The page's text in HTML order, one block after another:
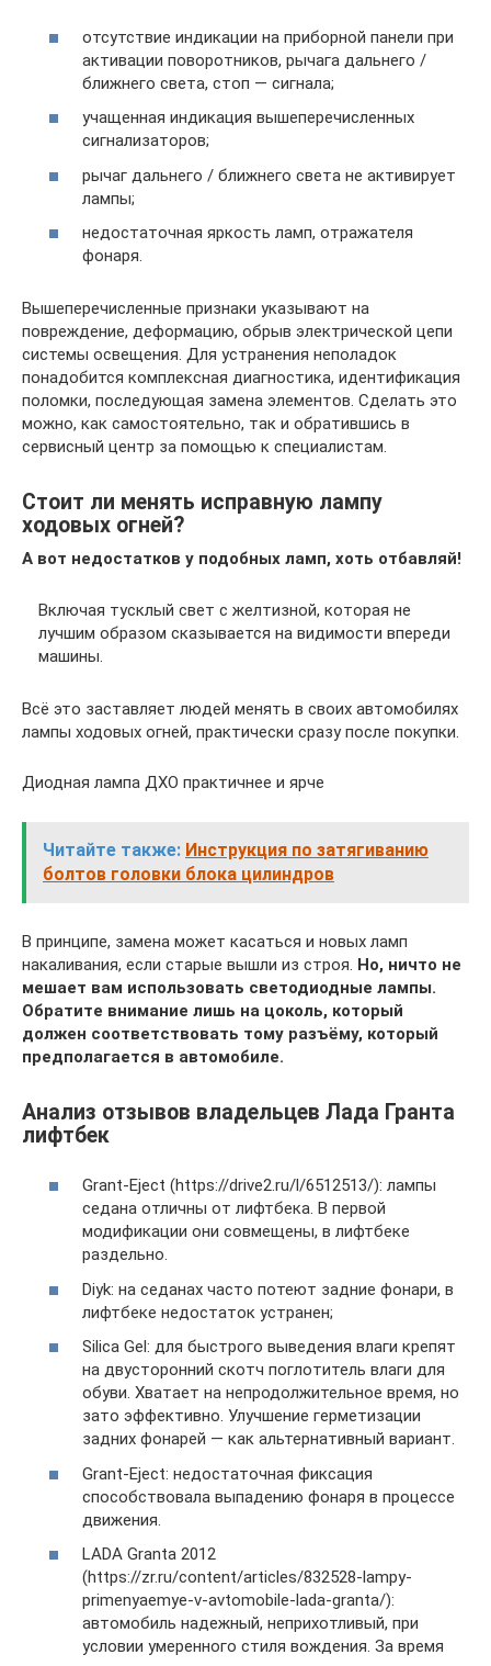
отсутствие индикации на приборной панели при
активации поворотников, рычага дальнего /
ближнего света, стоп — сигнала;
учащенная индикация вышеперечисленных
сигнализаторов;
рычаг дальнего / ближнего света не активирует
лампы;
недостаточная яркость ламп, отражателя
фонаря.
Вышеперечисленные признаки указывают на
повреждение, деформацию, обрыв электрической цепи
системы освещения. Для устранения неполадок
понадобится комплексная диагностика, идентификация
поломки, последующая замена элементов. Сделать это
можно, как самостоятельно, так и обратившись в
сервисный центр за помощью к специалистам.
Стоит ли менять исправную лампу
ходовых огней?
А вот недостатков у подобных ламп, хоть отбавляй!
Включая тусклый свет с желтизной, которая не
лучшим образом сказывается на видимости впереди
машины.
Всё это заставляет людей менять в своих автомобилях
лампы ходовых огней, практически сразу после покупки.
Диодная лампа ДХО практичнее и ярче
Читайте также: Инструкция по затягиванию
болтов головки блока цилиндров
В принципе, замена может касаться и новых ламп
накаливания, если старые вышли из строя. Но, ничто не
мешает вам использовать светодиодные лампы.
Обратите внимание лишь на цоколь, который
должен соответствовать тому разъёму, который
предполагается в автомобиле.
Анализ отзывов владельцев Лада Гранта
лифтбек
Grant-Eject (https://drive2.ru/l/6512513/): лампы
седана отличны от лифтбека. В первой
модификации они совмещены, в лифтбеке
раздельно.
Diyk: на седанах часто потеют задние фонари, в
лифтбеке недостаток устранен;
Silica Gel: для быстрого выведения влаги крепят
на двусторонний скотч поглотитель влаги для
обуви. Хватает на непродолжительное время, но
зато эффективно. Улучшение герметизации
задних фонарей — как альтернативный вариант.
Grant-Eject: недостаточная фиксация
способствовала выпадению фонаря в процессе
движения.
LADA Granta 2012
(https://zr.ru/content/articles/832528-lampy-
primenyaemye-v-avtomobile-lada-granta/):
автомобиль надежный, неприхотливый, при
условии умеренного стиля вождения. За время